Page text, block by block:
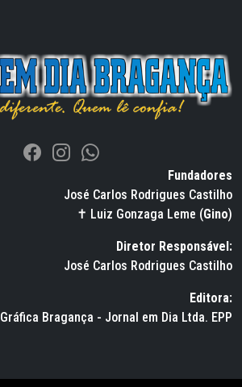
Fundadores
José Carlos Rodrigues Castilho
✝ Luiz Gonzaga Leme (Gino)
Diretor Responsável:
José Carlos Rodrigues Castilho
Editora:
Gráfica Bragança - Jornal em Dia Ltda. EPP